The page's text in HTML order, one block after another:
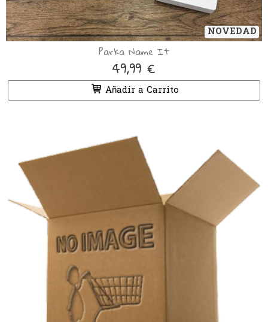
NOVEDAD
Parka Name It
49,99 €
Añadir a Carrito